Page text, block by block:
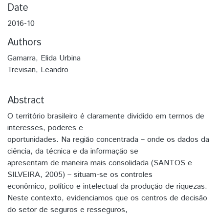
Date
2016-10
Authors
Gamarra, Elida Urbina
Trevisan, Leandro
Abstract
O território brasileiro é claramente dividido em termos de
interesses, poderes e
oportunidades. Na região concentrada – onde os dados da
ciência, da técnica e da informação se
apresentam de maneira mais consolidada (SANTOS e
SILVEIRA, 2005) – situam-se os controles
econômico, político e intelectual da produção de riquezas.
Neste contexto, evidenciamos que os centros de decisão
do setor de seguros e resseguros,